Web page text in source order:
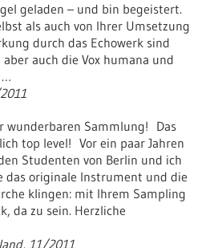
geladen – und bin begeistert.
als auch von Ihrer Umsetzung
durch das Echowerk sind
auch die Vox humana und
…
wunderbaren Sammlung! Das
top level! Vor ein paar Jahren
Studenten von Berlin und ich
das originale Instrument und die
klingen: mit Ihrem Sampling
da zu sein. Herzliche
11/2011